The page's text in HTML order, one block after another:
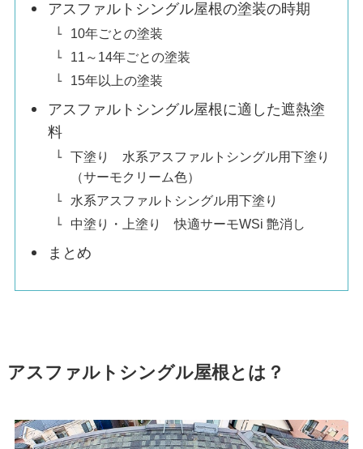
アスファルトシングル屋根の塗装の時期
10年ごとの塗装
11～14年ごとの塗装
15年以上の塗装
アスファルトシングル屋根に適した遮熱塗
料
下塗り 水系アスファルトシングル用下塗り
（サーモクリーム色）
水系アスファルトシングル用下塗り
中塗り・上塗り 快適サーモWSi 艶消し
まとめ
アスファルトシングル屋根とは？